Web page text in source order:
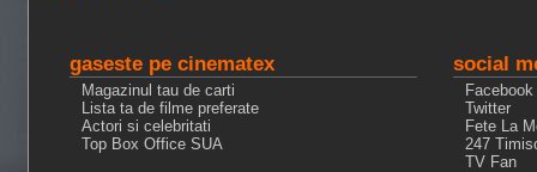
gaseste pe cinematex
Magazinul tau de carti
Lista ta de filme preferate
Actori si celebritati
Top Box Office SUA
social
Facebook
Twitter
Fete La
247
TV Fan